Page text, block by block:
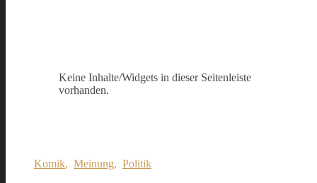
Keine Inhalte/Widgets in dieser Seitenleiste
vorhanden.
Komik, Meinung, Politik